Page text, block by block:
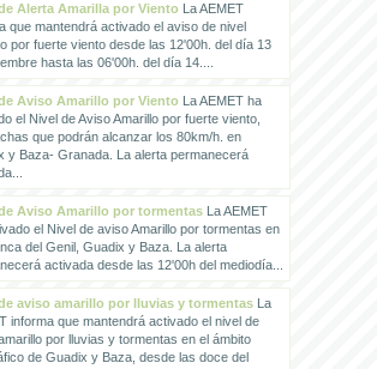
Alerta Amarilla por VientoLa AEMET
que mantendrá activado el aviso de nivel
por fuerte viento desde las 12'00h. del día 13
hasta las 06'00h. del día 14....
Aviso Amarillo por VientoLa AEMET ha
el Nivel de Aviso Amarillo por fuerte viento,
que podrán alcanzar los 80km/h. en
y Baza- Granada. La alerta permanecerá
Aviso Amarillo por tormentasLa AEMET
el Nivel de aviso Amarillo por tormentas en
del Genil, Guadix y Baza. La alerta
activada desde las 12'00h del mediodía...
aviso amarillo por lluvias y tormentasLa
informa que mantendrá activado el nivel de
por lluvias y tormentas en el ámbito
de Guadix y Baza, desde las doce del